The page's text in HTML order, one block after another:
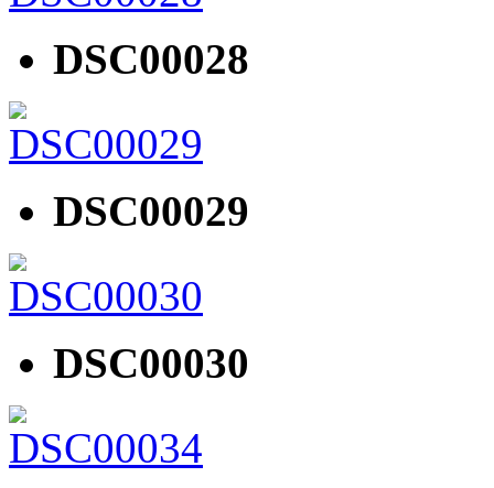
DSC00028
DSC00029
DSC00030